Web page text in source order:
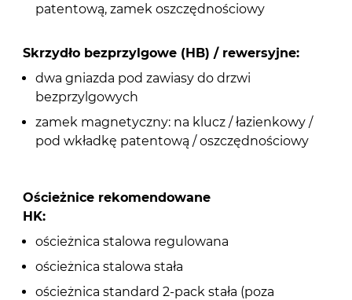
patentową, zamek oszczędnościowy
Skrzydło bezprzylgowe (HB) / rewersyjne:
dwa gniazda pod zawiasy do drzwi
bezprzylgowych
zamek magnetyczny: na klucz / łazienkowy /
pod wkładkę patentową / oszczędnościowy
Ościeżnice rekomendowane
HK:
ościeżnica stalowa regulowana
ościeżnica stalowa stała
ościeżnica standard 2-pack stała (poza